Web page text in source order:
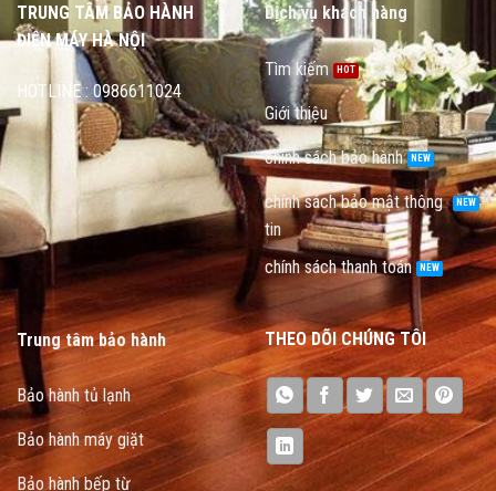
TRUNG TÂM BẢO HÀNH
ĐIỆN MÁY HÀ NỘI
HOTLINE : 0986611024
Dịch vụ khách hàng
Tìm kiếm
Giới thiệu
chính sách bảo hành
chính sách bảo mật thông
tin
chính sách thanh toán
Trung tâm bảo hành
Bảo hành tủ lạnh
Bảo hành máy giặt
Bảo hành bếp từ
THEO DÕI CHÚNG TÔI